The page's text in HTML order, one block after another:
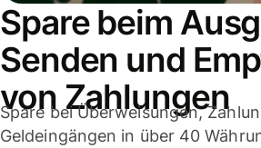
Spare beim
Senden und
von Zahlungen
Spare bei Überweisungen,
Geldeingängen in über 40